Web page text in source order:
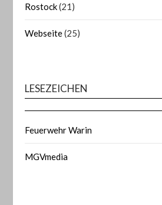
Rostock(21)
Webseite(25)
LESEZEICHEN
Feuerwehr Warin
MGVmedia